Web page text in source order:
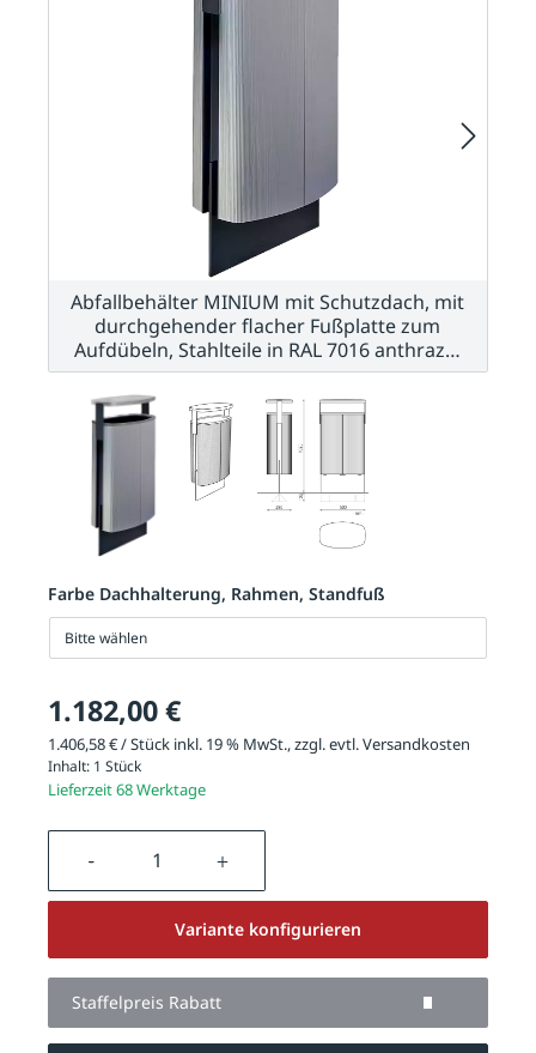
Farbe Dachhalterung, Rahmen, Standfuß
Bitte wählen
1.182,00 €
1.406,58 € / Stück inkl. 19 % MwSt., zzgl. evtl.Versandkosten
Inhalt: 1 Stück
Lieferzeit 68 Werktage
Produkt Anzahl: Gib den
Variante konfigurieren
Staffelpreis Rabatt
Abfallbehälter MINIUM mit Schutzdach, mit
durchgehender flacher Fußplatte zum
Aufdübeln, Stahlteile in RAL 7016 anthraz…